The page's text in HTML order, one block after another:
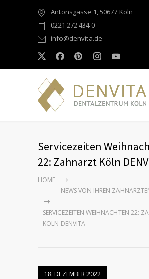
Antonsgasse 1, 50677 Köln
0221 272 434 0
info@denvita.de
Servicezeiten
22: Zahnarzt Köln
HOME
NEWS VON IHREN
SERVICEZEITEN WEIHNACHTEN 22:
KÖLN DENVITA
18. DEZEMBER 2022